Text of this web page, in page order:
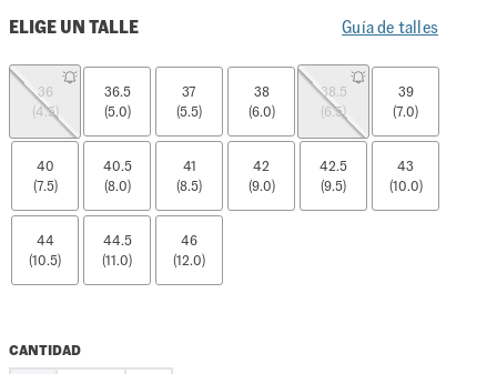
ELIGE UN TALLE Guía de talles
36
(4.5)
36.5
(5.0)
37
(5.5)
38
(6.0)
38.5
(6.5)
39
(7.0)
40
(7.5)
40.5
(8.0)
41
(8.5)
42
(9.0)
42.5
(9.5)
43
(10.0)
44
(10.5)
44.5
(11.0)
46
(12.0)
CANTIDAD